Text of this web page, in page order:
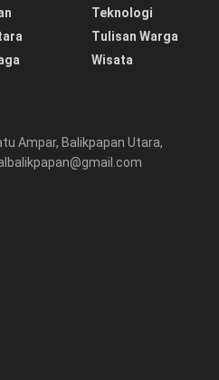
Teknologi
Tulisan Warga
Wisata
Ampar, Balikpapan Utara,